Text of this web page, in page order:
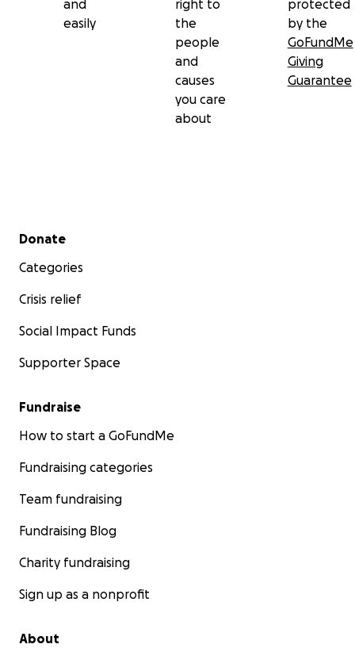
Funeral Service Pending - Information will be shared
as soon as available
and
easily
right to
the
people
and
causes
you care
about
protected
by the
GoFundMe
Giving
Guarantee
Secondary menu
Donate
Categories
Crisis relief
Social Impact Funds
Supporter Space
Fundraise
How to start a GoFundMe
Fundraising categories
Team fundraising
Fundraising Blog
Charity fundraising
Sign up as a nonprofit
About